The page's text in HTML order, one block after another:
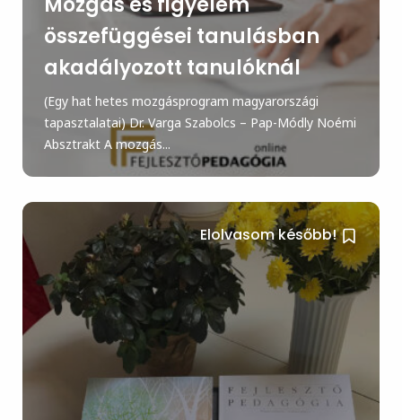
összefüggései tanulásban
akadályozott tanulóknál
(Egy hat hetes mozgásprogram magyarországi
tapasztalatai) Dr. Varga Szabolcs – Pap-Módly Noémi
Absztrakt A mozgás...
Elolvasom később!